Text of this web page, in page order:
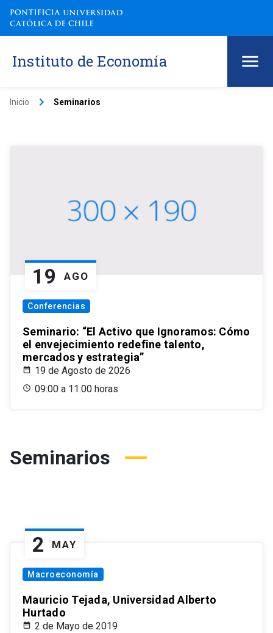
Instituto de Economía
Inicio keyboard_arrow_right Seminarios
19 AGO
Conferencias
Seminario: “El Activo que Ignoramos: Cómo
el envejecimiento redefine talento,
mercados y estrategia”
19 de Agosto de 2026
09:00 a 11:00 horas
Seminarios
2 MAY
Macroeconomía
Mauricio Tejada, Universidad Alberto
Hurtado
2 de Mayo de 2019